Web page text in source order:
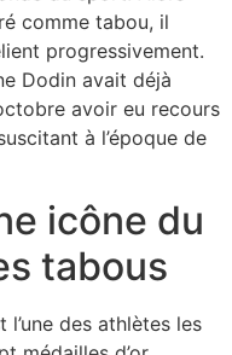
comme tabou, il
progressivement.
Dodin avait déjà
avoir eu recours
à l’époque de
icône du
tabous
des athlètes les